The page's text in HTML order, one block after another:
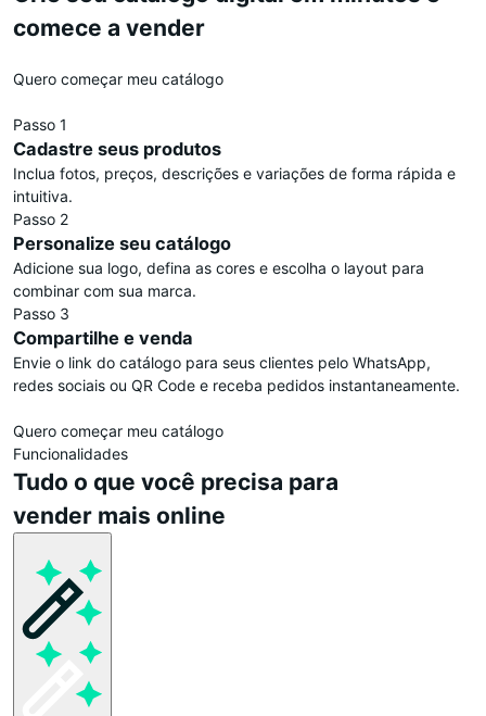
comece a vender
Quero começar meu catálogo
Passo 1
Cadastre seus produtos
Inclua fotos, preços, descrições e variações de forma rápida e
intuitiva.
Passo 2
Personalize seu catálogo
Adicione sua logo, defina as cores e escolha o layout para
combinar com sua marca.
Passo 3
Compartilhe e venda
Envie o link do catálogo para seus clientes pelo WhatsApp,
redes sociais ou QR Code e receba pedidos instantaneamente.
Quero começar meu catálogo
Funcionalidades
Tudo o que você precisa para
vender mais online